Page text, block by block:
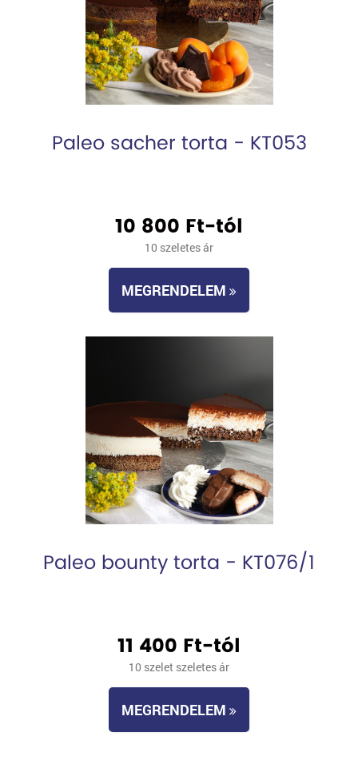
Paleo sacher torta - KT053
10 800 Ft-tól
10 szeletes ár
MEGRENDELEM
Paleo bounty torta - KT076/1
11 400 Ft-tól
10 szelet szeletes ár
MEGRENDELEM